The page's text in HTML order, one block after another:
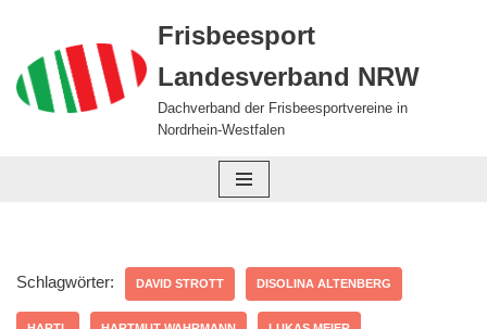
Zum
Inhalt
springen
Frisbeesport
Landesverband NRW
Dachverband der Frisbeesportvereine in
Nordrhein-Westfalen
Schlagwörter: DAVID STROTT DISOLINA ALTENBERG